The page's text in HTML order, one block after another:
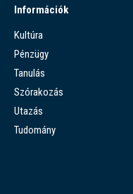
Információk
Kultúra
Pénzügy
Tanulás
Szórakozás
Utazás
Tudomány